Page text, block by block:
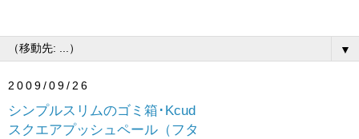
▼
2009/09/26
シンプルスリムのゴミ箱･Kcud
スクエアプッシュペール（フタ